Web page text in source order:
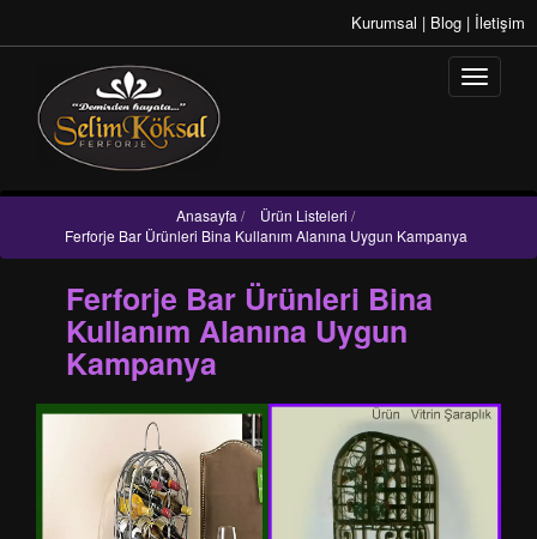
Kurumsal | Blog | İletişim
Anasayfa / Ürün Listeleri /
Ferforje Bar Ürünleri Bina Kullanım Alanına Uygun Kampanya
Ferforje Bar Ürünleri Bina
Kullanım Alanına Uygun
Kampanya